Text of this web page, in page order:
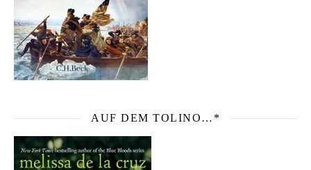
AUF DEM TOLINO…*